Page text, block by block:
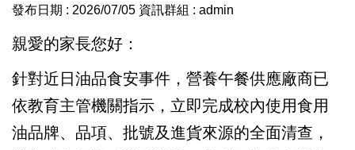
發布日期 : 2026/07/05 資訊群組 : admin
親愛的家長您好：
針對近日油品食安事件，營養午餐供應廠商已
依教育主管機關指示，立即完成校內使用食用
油品牌、品項、批號及進貨來源的全面清查，